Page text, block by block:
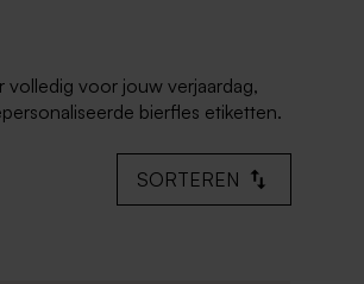
voor jouw verjaardag,
bierfles etiketten.
SORTEREN